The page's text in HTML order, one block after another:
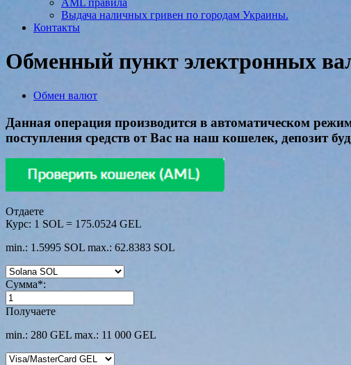
AML правила
Выдача наличных гривен по городам Украины.
Контакты
Обменный пункт электронных
Обмен валют
Данная операция производится в автоматическом
поступления средств от Вас на наш кошелек, депозит
Отдаете
Курс: 1 SOL = 175.0524 GEL
min.: 1.5995 SOL max.: 62.8383 SOL
Сумма*:
Получаете
min.: 280 GEL max.: 11 000 GEL